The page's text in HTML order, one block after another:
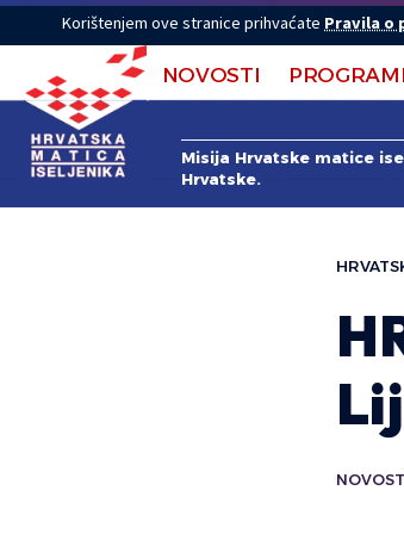
Korištenjem ove stranice prihvaćate Pravila o
NOVOSTI PROGRAMI
Misija Hrvatske matice
Hrvatske.